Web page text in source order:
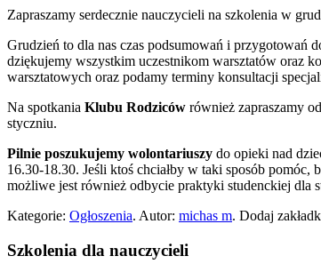
Zapraszamy serdecznie nauczycieli na szkolenia w
Grudzień to dla nas czas podsumowań i
dziękujemy wszystkim uczestnikom warsztatów oraz
warsztatowych oraz podamy terminy konsultacji
Na spotkania Klubu Rodziców również zapraszamy
styczniu.
Pilnie poszukujemy wolontariuszy do opieki nad
16.30-18.30. Jeśli ktoś chciałby w taki sposób
możliwe jest również odbycie praktyki studenckiej dla
Kategorie: Ogłoszenia. Autor: michas m. Dodaj
Szkolenia dla nauczycieli